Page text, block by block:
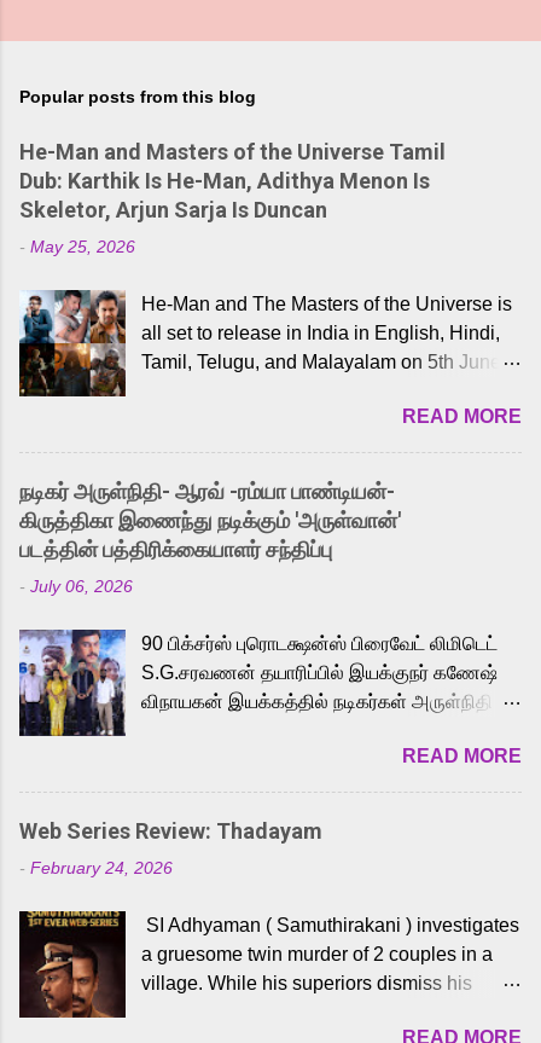
Popular posts from this blog
He-Man and Masters of the Universe Tamil
Dub: Karthik Is He-Man, Adithya Menon Is
Skeletor, Arjun Sarja Is Duncan
- May 25, 2026
He-Man and The Masters of the Universe is
all set to release in India in English, Hindi,
Tamil, Telugu, and Malayalam on 5th June,
received a lot of love from cult He-Man fans
and offered audiences an exciting glimpse
into the world of Eternia, the recently
released Tamil trailer has also generated
strong excitement among Tamil audiences.
Adding to the growing buzz is the film’s
to the iconic superhero He-Man. Known for
memorable songs like “Behene De” from
Raavan, “Oru Maalai” from Ghajini, and
loved for his versatile voice and strong
command over multiple languages, making
him a strong fit for the legendary character.
cinema, voices the menacing Skeletor
across the Tamil, Malayalam, and Telugu
versions. Joining them is Action King Arjun...
READ MORE
நடிகர் அருள்நிதி- ஆரவ் -ரம்யா பாண்டியன்-
கிருத்திகா இணைந்து நடிக்கும் 'அருள்வான்'
படத்தின் பத்திரிக்கையாளர் சந்திப்பு
- July 06, 2026
90 பிக்சர்ஸ் புரொடக்ஷன்ஸ் பிரைவேட் லிமிடெட்
S.G.சரவணன் தயாரிப்பில் இயக்குநர் கணேஷ்
விநாயகன் இயக்கத்தில் நடிகர்கள் அருள்நிதி -
முக்கிய வேடத்தில் இணைந்து நடித்திருக்கும்
'அருள்வான்' திரைப்படத்தினை
பத்திரிக்கையாளர் சந்திப்பு சென்னையில்
நடைபெற்றது. இயக்குநர் கணேஷ் விநாயகன்
இயக்கத்தில் உருவாகியுள்ள 'அருள்வான்'
வெங்கட், ரம்யா பாண்டியன், வி டி வி கணேஷ் ,
ஜான் விஜய், பேபி கிருத்திகா, 'பருத்திவீரன்'
சரவணன், ஹரிஷ் உத்தமன் உள்ளிட்ட பலர்
READ MORE
Web Series Review: Thadayam
- February 24, 2026
SI Adhyaman ( Samuthirakani ) investigates
a gruesome twin murder of 2 couples in a
village. While his superiors dismiss his
READ MORE